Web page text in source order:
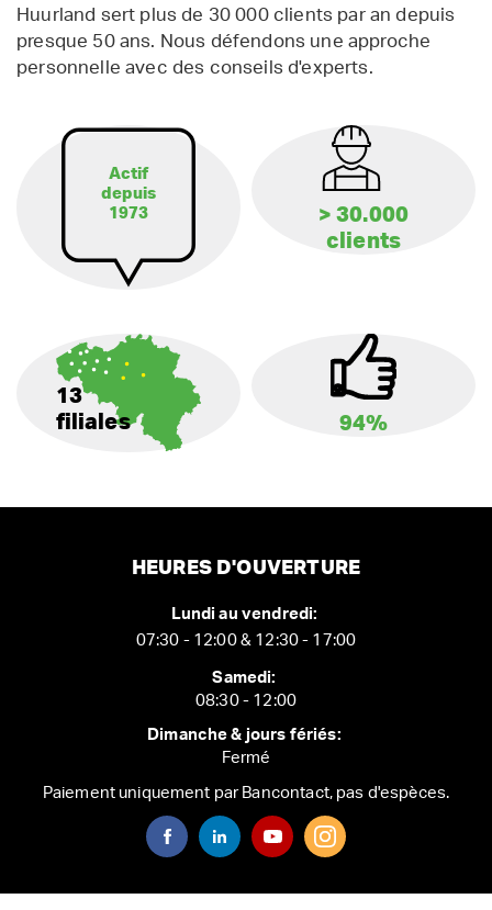
Huurland sert plus de 30 000 clients par an depuis
presque 50 ans. Nous défendons une approche
personnelle avec des conseils d'experts.
Actif
depuis
1973
> 30.000
clients
13
filiales
94%
HEURES D'OUVERTURE
Lundi au vendredi:
07:30 - 12:00 & 12:30 - 17:00
Samedi:
08:30 - 12:00
Dimanche & jours fériés:
Fermé
Paiement uniquement par Bancontact, pas d'espèces.